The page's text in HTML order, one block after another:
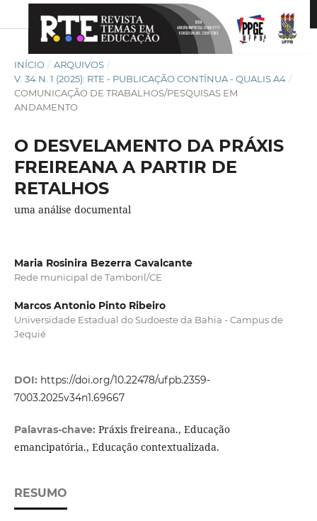
INÍCIO / ARQUIVOS /
V. 34 N. 1 (2025): RTE - PUBLICAÇÃO CONTÍNUA - QUALIS A4 /
COMUNICAÇÃO DE TRABALHOS/PESQUISAS EM
ANDAMENTO
O DESVELAMENTO DA PRÁXIS
FREIREANA A PARTIR DE
RETALHOS
uma análise documental
Maria Rosinira Bezerra Cavalcante
Rede municipal de Tamboril/CE
Marcos Antonio Pinto Ribeiro
Universidade Estadual do Sudoeste da Bahia - Campus de
Jequié
DOI: https://doi.org/10.22478/ufpb.2359-
7003.2025v34n1.69667
Palavras-chave: Práxis freireana., Educação
emancipatória., Educação contextualizada.
RESUMO